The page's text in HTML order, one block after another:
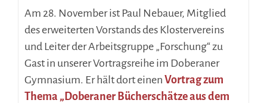
Am 28. November ist Paul Nebauer, Mitglied
des erweiterten Vorstands des Klostervereins
und Leiter der Arbeitsgruppe „Forschung“ zu
Gast in unserer Vortragsreihe im Doberaner
Gymnasium. Er hält dort einen Vortrag zum
Thema „Doberaner Bücherschätze aus dem